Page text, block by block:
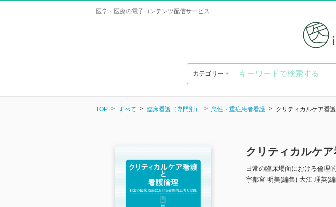
医学・医療の電子コンテンツ配信サービス
カテゴリー
TOP すべて 臨床看護（専門別） 急性・重症患者看護 クリティカルケア看
クリティカルケア
日常の臨床場面における倫理
宇都宮 明美(編集) 大江 理英(